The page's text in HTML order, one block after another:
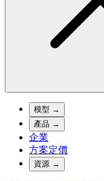
模型 →
產品 →
企業
方案定價
資源 →